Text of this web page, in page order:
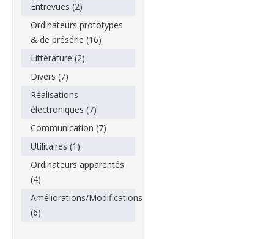
Entrevues (2)
Ordinateurs prototypes
& de présérie (16)
Littérature (2)
Divers (7)
Réalisations
électroniques (7)
Communication (7)
Utilitaires (1)
Ordinateurs apparentés
(4)
Améliorations/Modifications
(6)